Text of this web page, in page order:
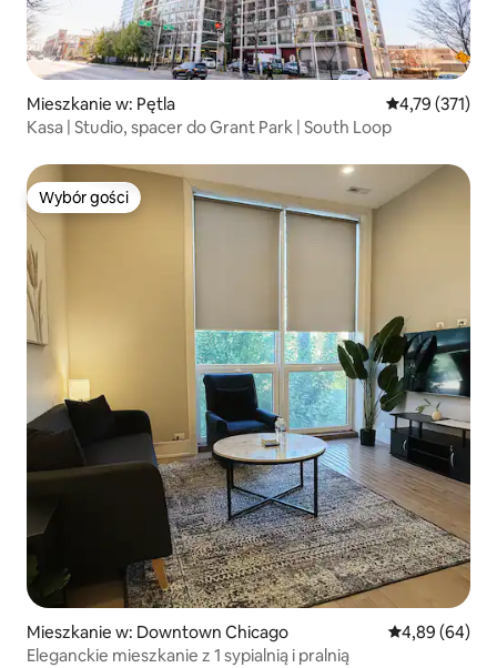
Mieszkanie w: Pętla Średnia
4,79 (371)
Kasa | Studio, spacer do Grant Park | South Loop
Wybór gości
Wybór gości
Mieszkanie w: Downtown Chicago Średnia
4,89 (64)
Eleganckie mieszkanie z 1 sypialnią i pralnią